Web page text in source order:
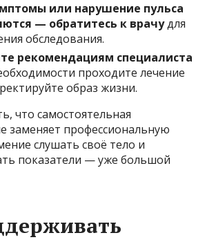
или нарушение пульса
— обратитесь к врачудля
обследования.
рекомендациям специалиста
проходите лечение
образ жизни.
что самостоятельная
заменяет профессиональную
слушать своё тело и
показатели — уже большой